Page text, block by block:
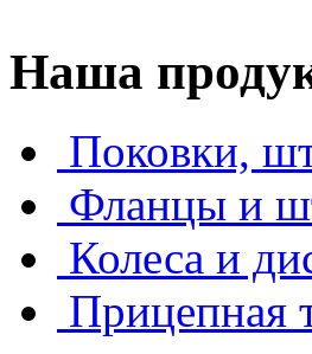
Наша
Поковки,
Фланцы и
Колеса и
Прицепная